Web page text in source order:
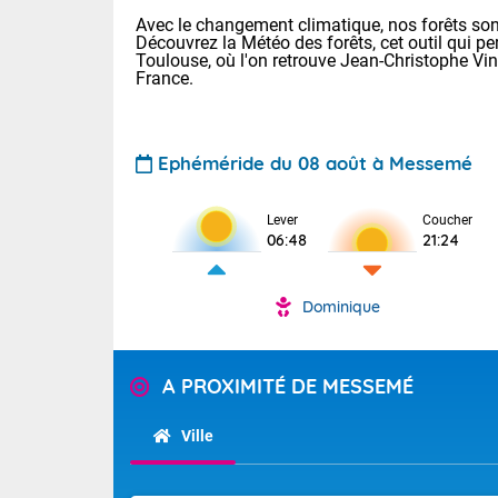
Avec le changement climatique, nos forêts
Découvrez la Météo des forêts, cet outil qui
Toulouse, où l'on retrouve Jean-Christophe
France.
Ephéméride du 08 août à Messemé
Lever
06:48
Coucher
21:24
Dominique
A PROXIMITÉ DE MESSEMÉ
Ville
Voici les
: 22/28 Paris
Clermont-Fd
Limoges :
Lille : 22/29
Très
(83), et